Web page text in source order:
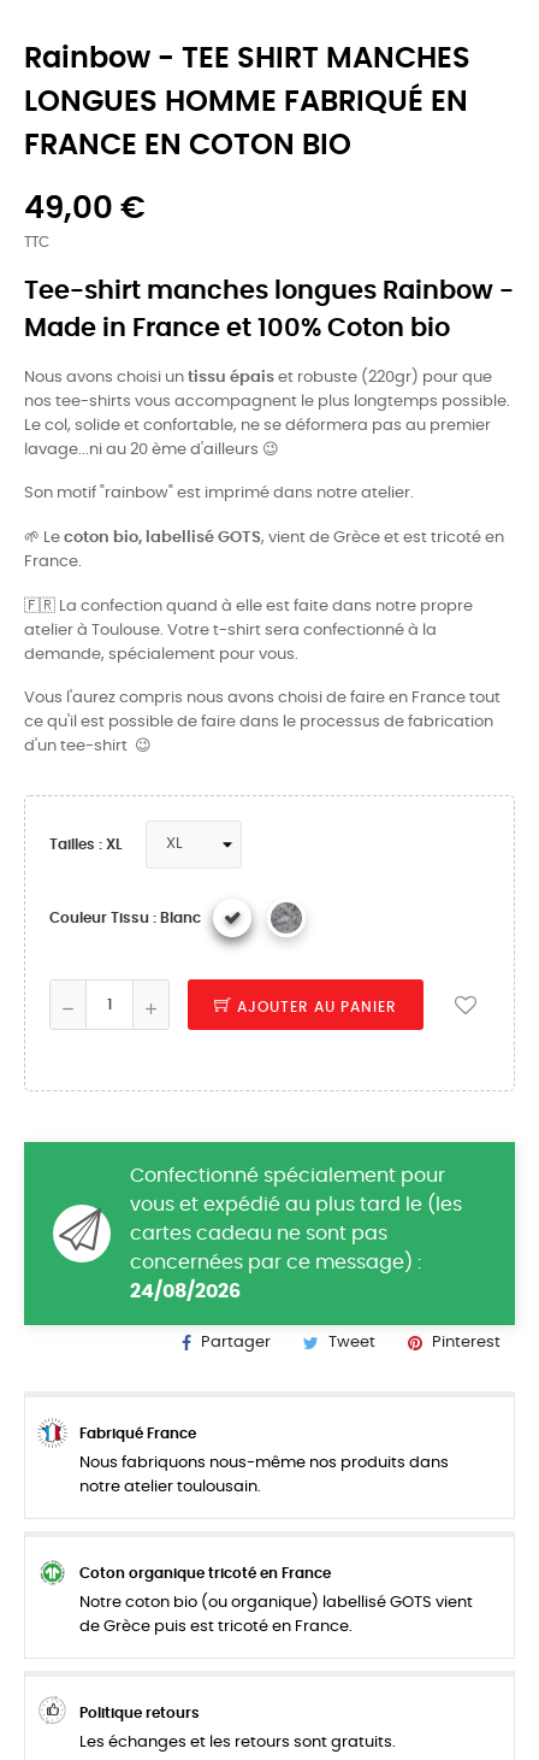
Rainbow - TEE SHIRT MANCHES
LONGUES HOMME FABRIQUÉ EN
FRANCE EN COTON BIO
49,00 €
TTC
Tee-shirt manches longues Rainbow -
Made in France et 100% Coton bio
Nous avons choisi un tissu épais et robuste (220gr) pour que
nos tee-shirts vous accompagnent le plus longtemps possible.
Le col, solide et confortable, ne se déformera pas au premier
lavage...ni au 20 ème d'ailleurs 😉
Son motif "rainbow" est imprimé dans notre atelier.
🌱 Le coton bio, labellisé GOTS, vient de Grèce et est tricoté en
France.
🇫🇷 La confection quand à elle est faite dans notre propre
atelier à Toulouse. Votre t-shirt sera confectionné à la
demande, spécialement pour vous.
Vous l'aurez compris nous avons choisi de faire en France tout
ce qu'il est possible de faire dans le processus de fabrication
d'un tee-shirt 😉
Tailles : XL
Couleur Tissu : Blanc
AJOUTER AU PANIER
Confectionné spécialement pour
vous et expédié au plus tard le (les
cartes cadeau ne sont pas
concernées par ce message) :
24/08/2026
Partager Tweet Pinterest
Fabriqué France
Nous fabriquons nous-même nos produits dans
notre atelier toulousain.
Coton organique tricoté en France
Notre coton bio (ou organique) labellisé GOTS vient
de Grèce puis est tricoté en France.
Politique retours
Les échanges et les retours sont gratuits.